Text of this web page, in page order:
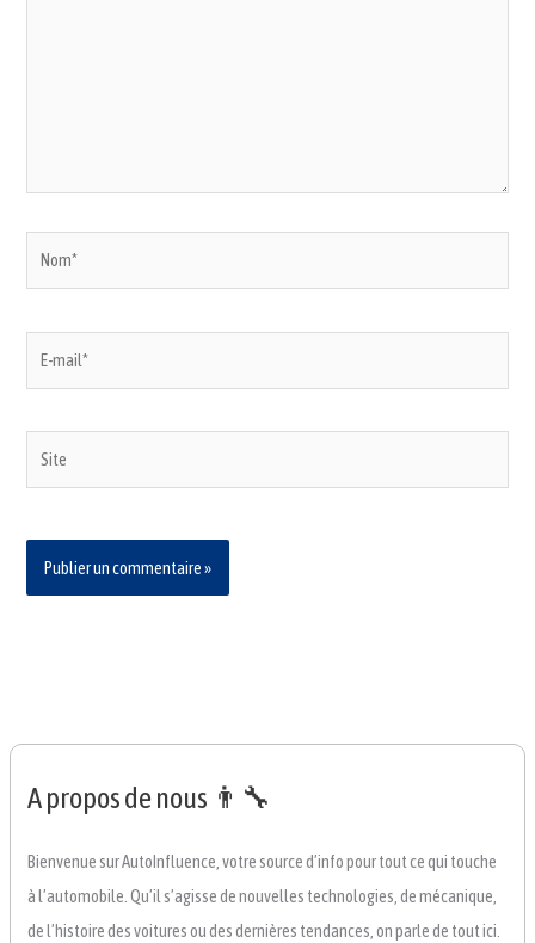
mail*
A propos de nous 👨‍🔧
Bienvenue sur AutoInfluence, votre source d’info pour tout ce qui touche
à l’automobile. Qu’il s’agisse de nouvelles technologies, de mécanique,
de l’histoire des voitures ou des dernières tendances, on parle de tout ici.